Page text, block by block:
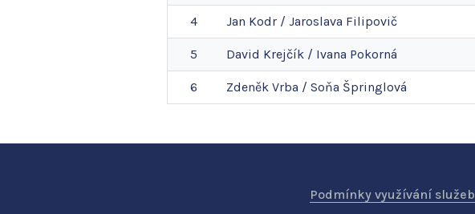
4 Jan Kodr / Jaroslava Filipovič
5 David Krejčík / Ivana Pokorná
6 Zdeněk Vrba / Soňa Špringlová
Podmínky využívání služeb